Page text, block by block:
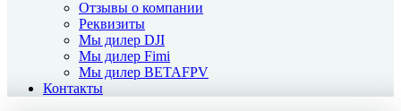
Отзывы о компании
Реквизиты
Мы дилер DJI
Мы дилер Fimi
Мы дилер BETAFPV
Контакты